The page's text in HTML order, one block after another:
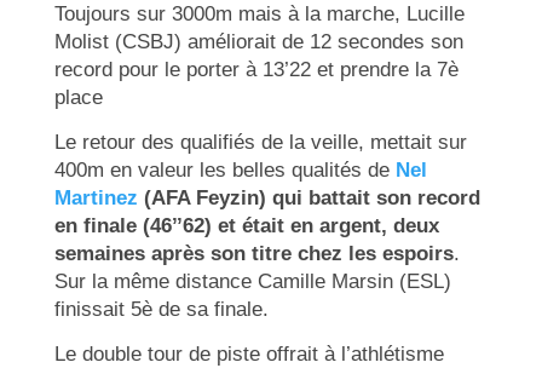
Toujours sur 3000m mais à la marche, Lucille
Molist (CSBJ) améliorait de 12 secondes son
record pour le porter à 13’22 et prendre la 7è
place
Le retour des qualifiés de la veille, mettait sur
400m en valeur les belles qualités de Nel
Martinez (AFA Feyzin) qui battait son record
en finale (46’’62) et était en argent, deux
semaines après son titre chez les espoirs.
Sur la même distance Camille Marsin (ESL)
finissait 5è de sa finale.
Le double tour de piste offrait à l’athlétisme